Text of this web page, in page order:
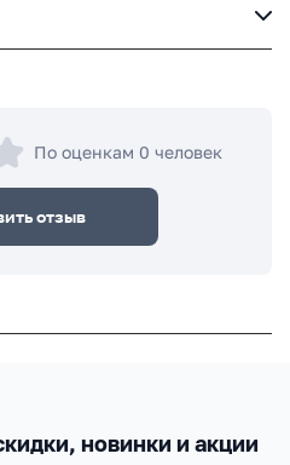
По оценкам 0 человек
отзыв
новинки и акции